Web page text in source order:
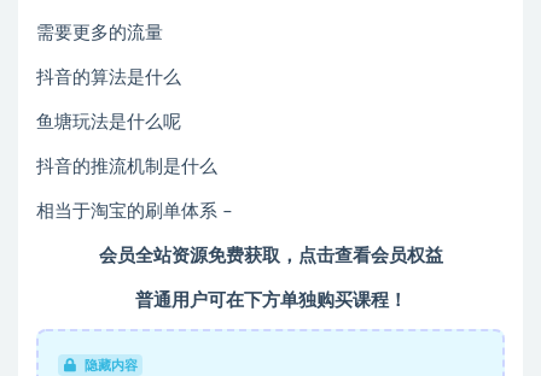
需要更多的流量
抖音的算法是什么
鱼塘玩法是什么呢
抖音的推流机制是什么
相当于淘宝的刷单体系 –
会员全站资源免费获取，点击查看会员权益
普通用户可在下方单独购买课程！
隐藏内容